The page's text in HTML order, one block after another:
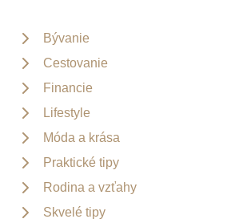
Bývanie
Cestovanie
Financie
Lifestyle
Móda a krása
Praktické tipy
Rodina a vzťahy
Skvelé tipy